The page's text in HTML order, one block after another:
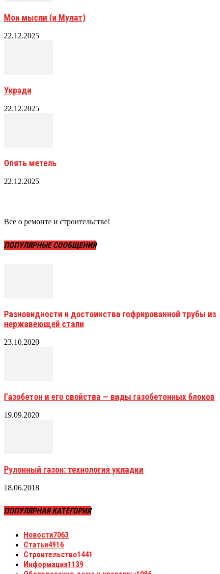
Мои мысли (и Мулат)
22.12.2025
Укради
22.12.2025
Опять метель
22.12.2025
Все о ремонте и строительстве!
ПОПУЛЯРНЫЕ СООБЩЕНИЯ
Разновидности и достоинства гофрированной трубы из
нержавеющей стали
23.10.2020
Газобетон и его свойства — виды газобетонных блоков
19.09.2020
Рулонный газон: технология укладки
18.06.2018
ПОПУЛЯРНАЯ КАТЕГОРИЯ
Новости7063
Статьи4916
Строительство1441
Информация1139